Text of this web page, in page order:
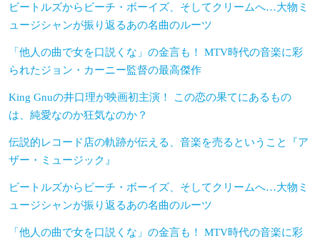
ビートルズからビーチ・ボーイズ、そしてクリームへ…大物ミ
ュージシャンが振り返るあの名曲のルーツ
「他人の曲で女を口説くな」の金言も！ MTV時代の音楽に彩
られたジョン・カーニー監督の最高傑作
King Gnuの井口理が映画初主演！ この恋の果てにあるもの
は、純愛なのか狂気なのか？
伝説的レコード店の軌跡が伝える、音楽を売るということ『ア
ザー・ミュージック』
ビートルズからビーチ・ボーイズ、そしてクリームへ…大物ミ
ュージシャンが振り返るあの名曲のルーツ
「他人の曲で女を口説くな」の金言も！ MTV時代の音楽に彩